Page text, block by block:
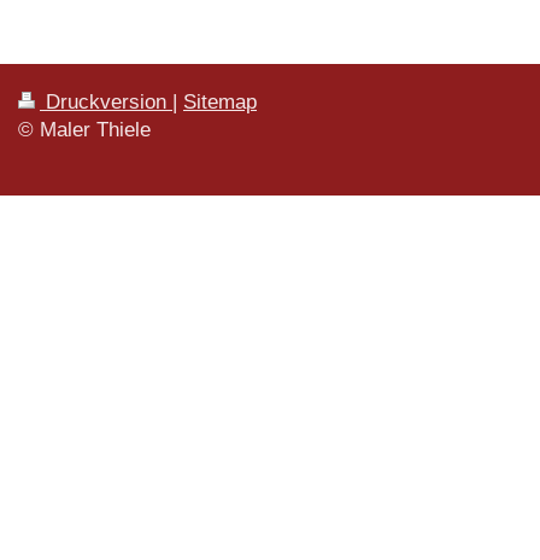
Druckversion | Sitemap
© Maler Thiele